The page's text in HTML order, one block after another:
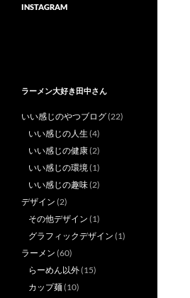
INSTAGRAM
ラーメン大好き田中さん
いい感じのやつブログ(22)
いい感じの人生 (4)
いい感じの健康(2)
いい感じの環境(1)
いい感じの趣味(2)
デザイン (2)
その他デザイン (1)
グラフィックデザイン (1)
ラーメン (60)
らーめん以外(15)
カップ麺(10)